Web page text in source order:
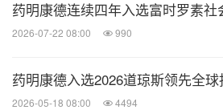
化分子310个。公司贯彻"跟
子"战略，与全球客户建立
础。
药明康德连续四年入选富时罗素社
2026-07-22 08:00 990
药明康德入选2026道琼斯领先全球
2026-05-18 08:00 4494